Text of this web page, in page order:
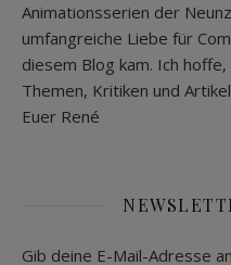
Animationsserien der
umfangreiche Liebe für
diesem Blog kam. Ich
Themen, Kritiken und
Euer René
Gib deine E-Mail-Adresse